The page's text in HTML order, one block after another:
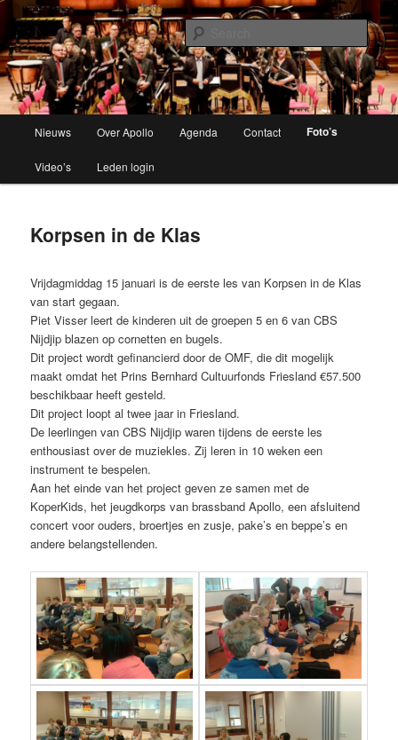
Apollo Grou
Brassband
Skip
to
content
Nieuws Over Apollo Agenda Contact Foto’s
Video’s Leden login
Korpsen in de Klas
Vrijdagmiddag 15 januari is de eerste les van Korpsen in de Klas
van start gegaan.
Piet Visser leert de kinderen uit de groepen 5 en 6 van CBS
Nijdjip blazen op cornetten en bugels.
Dit project wordt gefinancierd door de OMF, die dit mogelijk
maakt omdat het Prins Bernhard Cultuurfonds Friesland €57.500
beschikbaar heeft gesteld.
Dit project loopt al twee jaar in Friesland.
De leerlingen van CBS Nijdjip waren tijdens de eerste les
enthousiast over de muziekles. Zij leren in 10 weken een
instrument te bespelen.
Aan het einde van het project geven ze samen met de
KoperKids, het jeugdkorps van brassband Apollo, een afsluitend
concert voor ouders, broertjes en zusje, pake’s en beppe’s en
andere belangstellenden.